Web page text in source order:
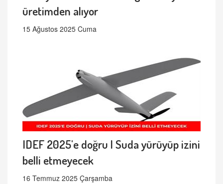
üretimden alıyor
15 Ağustos 2025 Cuma
IDEF 2025'e doğru | Suda yürüyüp izini
belli etmeyecek
16 Temmuz 2025 Çarşamba